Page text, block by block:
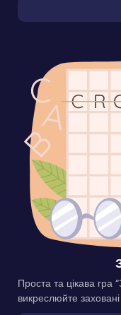
Проста та цікава гра
викреслюйте